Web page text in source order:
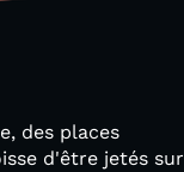
des places
d'être jetés sur